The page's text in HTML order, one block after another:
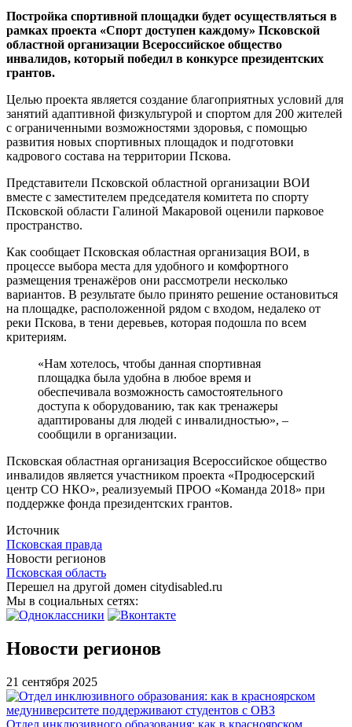
Постройка спортивной площадки будет осуществляться в
рамках проекта «Спорт доступен каждому» Псковской
областной организации Всероссийское общество
инвалидов, который победил в конкурсе президентских
грантов.
Целью проекта является создание благоприятных условий для
занятий адаптивной физкультурой и спортом для 200 жителей
с ограниченными возможностями здоровья, с помощью
развития новых спортивных площадок и подготовки
кадрового состава на территории Пскова.
Представители Псковской областной организации ВОИ
вместе с заместителем председателя комитета по спорту
Псковской области Галиной Макаровой оценили парковое
пространство.
Как сообщает Псковская областная организация ВОИ, в
процессе выбора места для удобного и комфортного
размещения тренажёров они рассмотрели несколько
вариантов. В результате было принято решение остановиться
на площадке, расположенной рядом с входом, недалеко от
реки Пскова, в тени деревьев, которая подошла по всем
критериям.
«Нам хотелось, чтобы данная спортивная
площадка была удобна в любое время и
обеспечивала возможность самостоятельного
доступа к оборудованию, так как тренажеры
адаптированы для людей с инвалидностью», –
сообщили в организации.
Псковская областная организация Всероссийское общество
инвалидов является участником проекта «Продюсерский
центр СО НКО», реализуемый ПРОО «Команда 2018» при
поддержке фонда президентских грантов.
Источник
Псковская правда
Новости регионов
Псковская область
Перешел на другой домен citydisabled.ru
Мы в социальных сетях:
Новости регионов
21 сентября 2025
Отдел инклюзивного образования: как в красноярском